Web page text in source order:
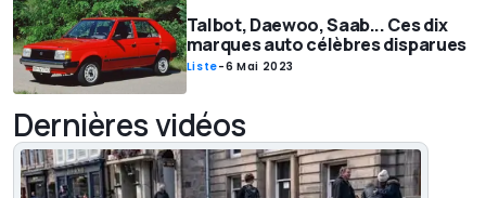
Talbot, Daewoo, Saab... Ces dix
marques auto célèbres disparues
Liste-6 Mai 2023
Dernières vidéos